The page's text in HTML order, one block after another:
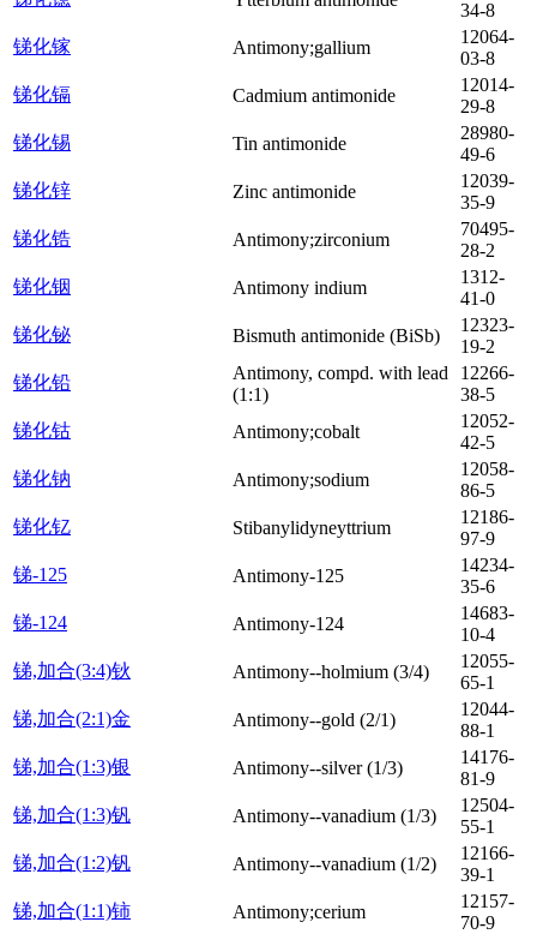
34-8
锑化镓
Antimony;gallium
12064-
03-8
锑化镉
Cadmium antimonide
12014-
29-8
锑化锡
Tin antimonide
28980-
49-6
锑化锌
Zinc antimonide
12039-
35-9
锑化锆
Antimony;zirconium
70495-
28-2
锑化铟
Antimony indium
1312-
41-0
锑化铋
Bismuth antimonide (BiSb)
12323-
19-2
锑化铅
Antimony, compd. with lead
(1:1)
12266-
38-5
锑化钴
Antimony;cobalt
12052-
42-5
锑化钠
Antimony;sodium
12058-
86-5
锑化钇
Stibanylidyneyttrium
12186-
97-9
锑-125
Antimony-125
14234-
35-6
锑-124
Antimony-124
14683-
10-4
锑,加合(3:4)钬
Antimony--holmium (3/4)
12055-
65-1
锑,加合(2:1)金
Antimony--gold (2/1)
12044-
88-1
锑,加合(1:3)银
Antimony--silver (1/3)
14176-
81-9
锑,加合(1:3)钒
Antimony--vanadium (1/3)
12504-
55-1
锑,加合(1:2)钒
Antimony--vanadium (1/2)
12166-
39-1
锑,加合(1:1)铈
Antimony;cerium
12157-
70-9